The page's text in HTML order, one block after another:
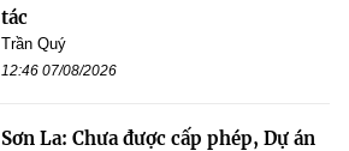
tác
Trần Quý
12:46 07/08/2026
Sơn La: Chưa được cấp phép, Dự án